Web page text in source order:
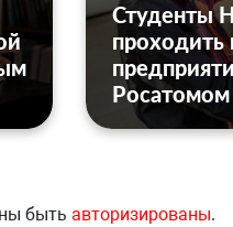
Студенты
проходить
быть авторизированы.